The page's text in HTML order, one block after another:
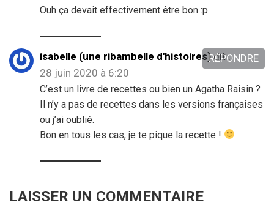
Ouh ça devait effectivement être bon :p
isabelle (une ribambelle d'histoires) dit :
28 juin 2020 à 6:20
C’est un livre de recettes ou bien un Agatha Raisin ?
Il n’y a pas de recettes dans les versions françaises
ou j’ai oublié.
Bon en tous les cas, je te pique la recette !
RÉPONDRE
LAISSER UN COMMENTAIRE